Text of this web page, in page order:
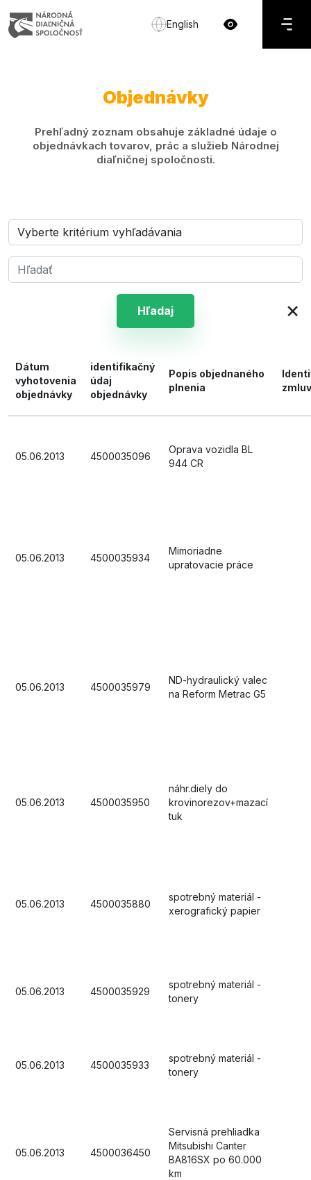
English
Objednávky
Prehľadný zoznam obsahuje základné údaje o
objednávkach tovarov, prác a služieb Národnej
diaľničnej spoločnosti.
Hľadaj ×
Dátum
vyhotovenia
objednávky
identifikačný
údaj
objednávky
Popis objednaného
plnenia
05.06.2013 4500035096
Oprava vozidla BL
944 CR
05.06.2013 4500035934
Mimoriadne
upratovacie práce
05.06.2013 4500035979
ND-hydraulický valec
na Reform Metrac G5
05.06.2013 4500035950
náhr.diely do
krovinorezov+mazací
tuk
05.06.2013 4500035880
spotrebný materiál -
xerografický papier
05.06.2013 4500035929
spotrebný materiál -
tonery
05.06.2013 4500035933
spotrebný materiál -
tonery
05.06.2013 4500036450
Servisná prehliadka
Mitsubishi Canter
BA816SX po 60.000
km